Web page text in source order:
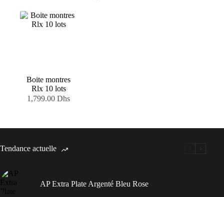
Boite montres
Rlx 10 lots
1,799.00Dhs
Tendance actuelle
AP Extra Plate Argenté Bleu Rose